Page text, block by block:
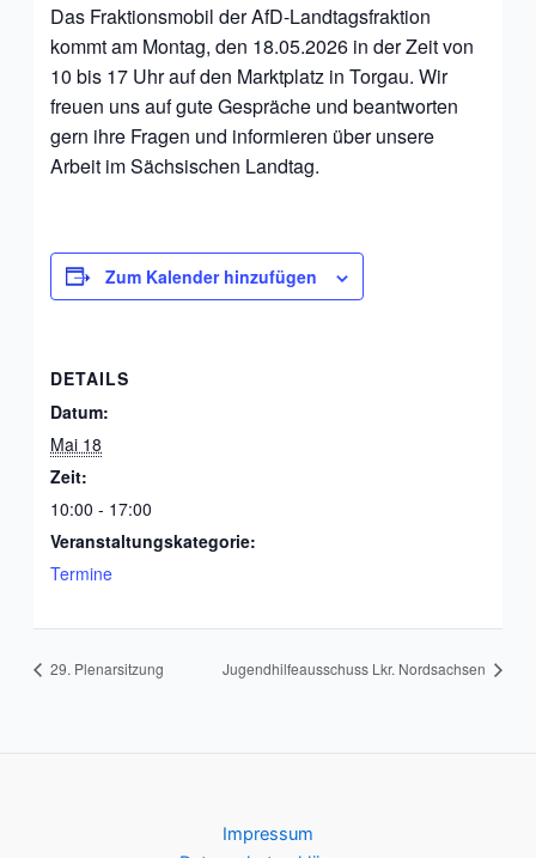
Das Fraktionsmobil der AfD-Landtagsfraktion
kommt am Montag, den 18.05.2026 in der Zeit von
10 bis 17 Uhr auf den Marktplatz in Torgau. Wir
freuen uns auf gute Gespräche und beantworten
gern ihre Fragen und informieren über unsere
Arbeit im Sächsischen Landtag.
Zum Kalender hinzufügen
DETAILS
Datum:
Mai 18
Zeit:
10:00 - 17:00
Veranstaltungskategorie:
Termine
29. Plenarsitzung Jugendhilfeausschuss Lkr. Nordsachsen
Impressum